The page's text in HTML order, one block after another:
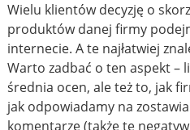
Wielu klientów decyzję o
produktów danej firmy
internecie. A te najłatwiej
Warto zadbać o ten aspekt –
średnia ocen, ale też to, jak
jak odpowiadamy na
komentarze (także te